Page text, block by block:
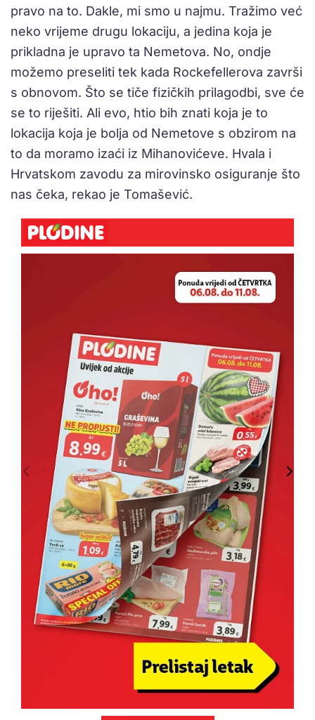
pravo na to. Dakle, mi smo u najmu. Tražimo već
neko vrijeme drugu lokaciju, a jedina koja je
prikladna je upravo ta Nemetova. No, ondje
možemo preseliti tek kada Rockefellerova završi
s obnovom. Što se tiče fizičkih prilagodbi, sve će
se to riješiti. Ali evo, htio bih znati koja je to
lokacija koja je bolja od Nemetove s obzirom na
to da moramo izaći iz Mihanovićeve. Hvala i
Hrvatskom zavodu za mirovinsko osiguranje što
nas čeka, rekao je Tomašević.